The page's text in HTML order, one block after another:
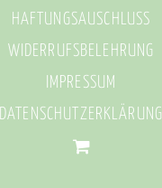
HAFTUNGSAUSCHLUSS
WIDERRUFSBELEHRUNG
IMPRESSUM
DATENSCHUTZERKLÄRUNG